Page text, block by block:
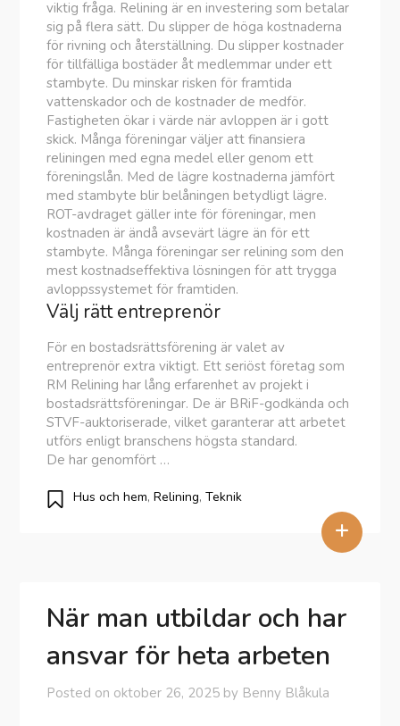
viktig fråga. Relining är en investering som betalar
sig på flera sätt. Du slipper de höga kostnaderna
för rivning och återställning. Du slipper kostnader
för tillfälliga bostäder åt medlemmar under ett
stambyte. Du minskar risken för framtida
vattenskador och de kostnader de medför.
Fastigheten ökar i värde när avloppen är i gott
skick. Många föreningar väljer att finansiera
reliningen med egna medel eller genom ett
föreningslån. Med de lägre kostnaderna jämfört
med stambyte blir belåningen betydligt lägre.
ROT-avdraget gäller inte för föreningar, men
kostnaden är ändå avsevärt lägre än för ett
stambyte. Många föreningar ser relining som den
mest kostnadseffektiva lösningen för att trygga
avloppssystemet för framtiden.
Välj rätt entreprenör
För en bostadsrättsförening är valet av
entreprenör extra viktigt. Ett seriöst företag som
RM Relining har lång erfarenhet av projekt i
bostadsrättsföreningar. De är BRiF-godkända och
STVF-auktoriserade, vilket garanterar att arbetet
utförs enligt branschens högsta standard.
De har genomfört …
+
Hus och hem,Relining,Teknik
När man utbildar och har
ansvar för heta arbeten
Posted on oktober 26, 2025 by Benny Blåkula